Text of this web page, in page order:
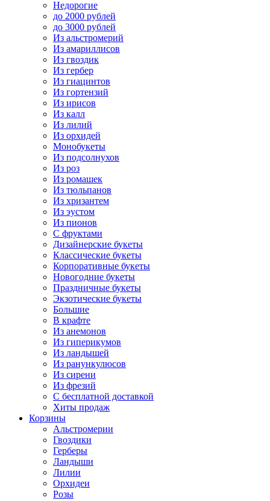
Недорогие
до 2000 рублей
до 3000 рублей
Из альстромерий
Из амариллисов
Из гвоздик
Из гербер
Из гиацинтов
Из гортензий
Из ирисов
Из калл
Из лилий
Из орхидей
Монобукеты
Из подсолнухов
Из роз
Из ромашек
Из тюльпанов
Из хризантем
Из эустом
Из пионов
С фруктами
Дизайнерские букеты
Классические букеты
Корпоративные букеты
Новогодние букеты
Праздничные букеты
Экзотические букеты
Большие
В крафте
Из анемонов
Из гиперикумов
Из ландышей
Из ранункулюсов
Из сирени
Из фрезий
С бесплатной доставкой
Хиты продаж
Корзины
Альстромерии
Гвоздики
Герберы
Ландыши
Лилии
Орхидеи
Розы